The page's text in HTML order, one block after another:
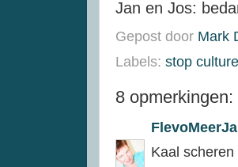
Jan en Jos:
Gepost door Mark
Labels: stop
8 opmerkingen:
Kaal